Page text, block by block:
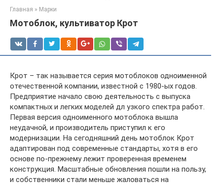
Главная » Марки
Мотоблок, культиватор Крот
Крот – так называется серия мотоблоков одноименной
отечественной компании, известной с 1980-ых годов.
Предприятие начало свою деятельность с выпуска
компактных и легких моделей дл узкого спектра работ.
Первая версия одноименного мотоблока вышла
неудачной, и производитель приступил к его
модернизации. На сегодняшний день мотоблок Крот
адаптирован под современные стандарты, хотя в его
основе по-прежнему лежит проверенная временем
конструкция. Масштабные обновления пошли на пользу,
и собственники стали меньше жаловаться на